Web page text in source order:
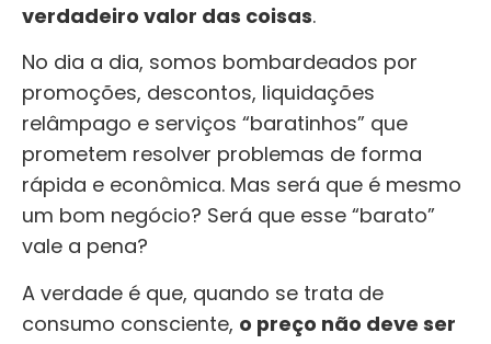
verdadeiro valor das coisas.
No dia a dia, somos bombardeados por
promoções, descontos, liquidações
relâmpago e serviços “baratinhos” que
prometem resolver problemas de forma
rápida e econômica. Mas será que é mesmo
um bom negócio? Será que esse “barato”
vale a pena?
A verdade é que, quando se trata de
consumo consciente, o preço não deve ser